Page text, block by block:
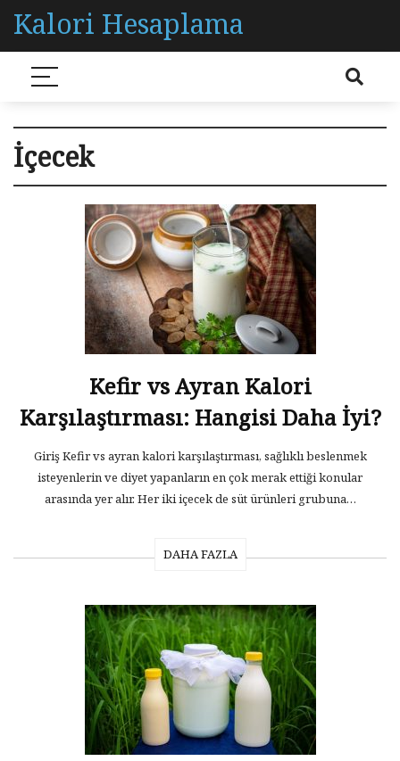
Kalori Hesaplama
İçecek
Kefir vs Ayran Kalori
Karşılaştırması: Hangisi Daha İyi?
Giriş Kefir vs ayran kalori karşılaştırması, sağlıklı beslenmek
isteyenlerin ve diyet yapanların en çok merak ettiği konular
arasında yer alır. Her iki içecek de süt ürünleri grubuna…
DAHA FAZLA